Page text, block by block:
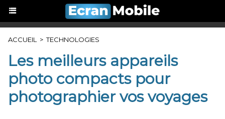
ACCUEIL > TECHNOLOGIES
Les meilleurs appareils
photo compacts pour
photographier vos voyages